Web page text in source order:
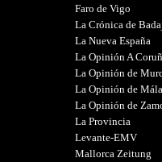
Faro de Vigo
La Crónica de
La Nueva España
La Opinión A
La Opinión de
La Opinión de
La Opinión de
La Provincia
Levante-EMV
Mallorca Zeitung